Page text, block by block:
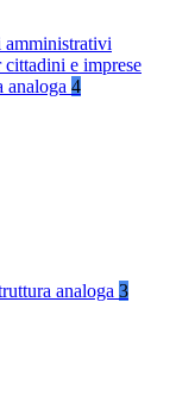
amministrativi
e imprese
analoga 4
analoga 3